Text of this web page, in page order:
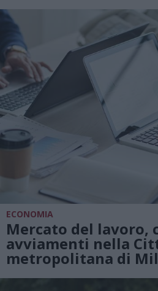
ECONOMIA
Mercato del lavoro,
avviamenti nella
metropolitana di